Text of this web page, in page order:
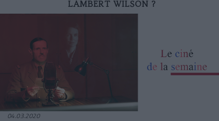
LAMBERT WILSON ?
04.03.2020